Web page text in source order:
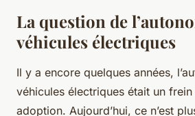
La question de
véhicules électriques
Il y a encore quelques années,
véhicules électriques était un
adoption. Aujourd’hui, ce n’est